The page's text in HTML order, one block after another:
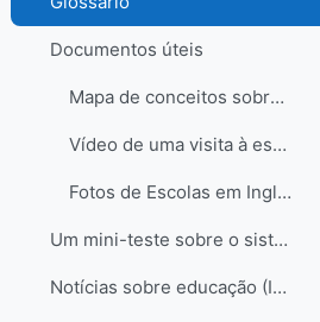
Documentos úteis
Mapa de conceitos sobre o sistema educativo em Inglaterra
Vídeo de uma visita à escola de Hampstead no Reino Unido
Fotos de Escolas em Inglaterra
Um mini-teste sobre o sistema educativo inglês...
Notícias sobre educação (Inglaterra e não só)